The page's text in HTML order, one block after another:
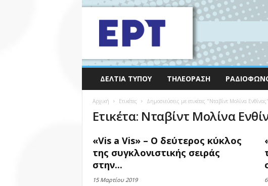
ΔΕΛΤΊΑ ΤΎΠΟΥ ΤΗΛΕΌΡΑΣΗ
Αρχική Ετικέτες Δημοσιεύσεις με ετικέτες "Νταβίντ Μολίνα Ενθίνας"
Ετικέτα: Νταβίντ Μολίνα
«Vis a Vis» – O δεύτερος κύκλος
της συγκλονιστικής σειράς
στην...
15 Μαρτίου 2019